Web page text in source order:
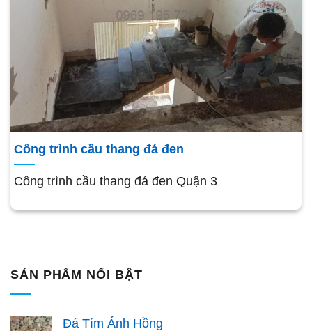
Công trình cầu thang đá đen
Công trình cầu thang đá đen Quận 3
SẢN PHẨM NỔI BẬT
Đá Tím Ánh Hồng